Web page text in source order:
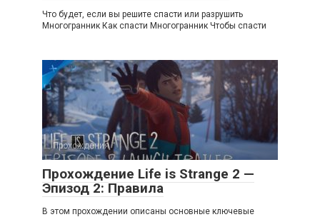
Что будет, если вы решите спасти или разрушить
Многогранник Как спасти Многогранник Чтобы спасти
Прохождения
Прохождение Life is Strange 2 —
Эпизод 2: Правила
В этом прохождении описаны основные ключевые